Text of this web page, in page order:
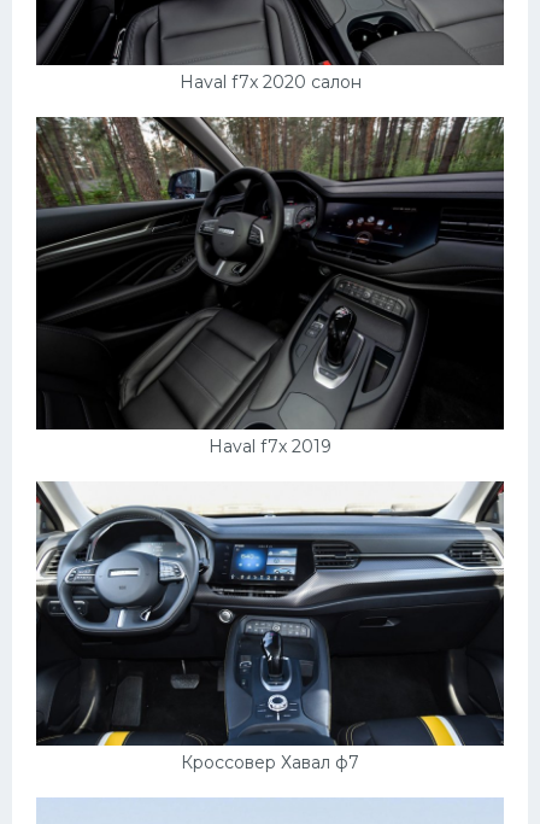
Haval f7x 2020 салон
Haval f7x 2019
Кроссовер Хавал ф7